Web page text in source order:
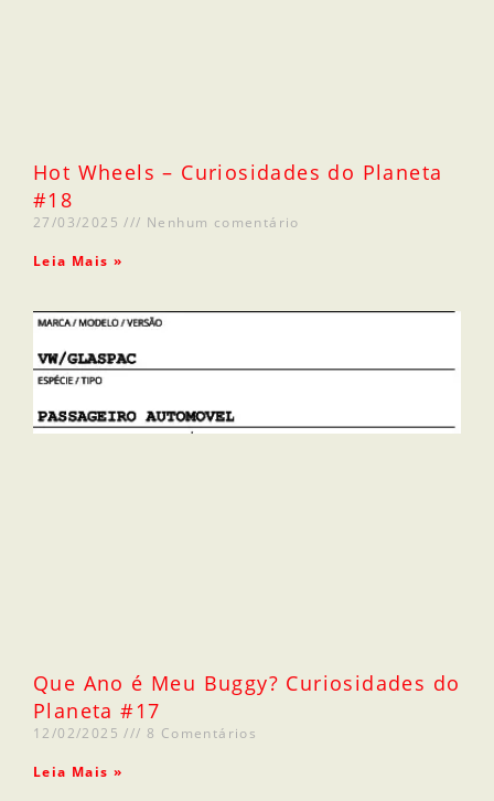
Hot Wheels – Curiosidades do Planeta
#18
27/03/2025 Nenhum comentário
Leia Mais »
Que Ano é Meu Buggy? Curiosidades do
Planeta #17
12/02/2025 8 Comentários
Leia Mais »